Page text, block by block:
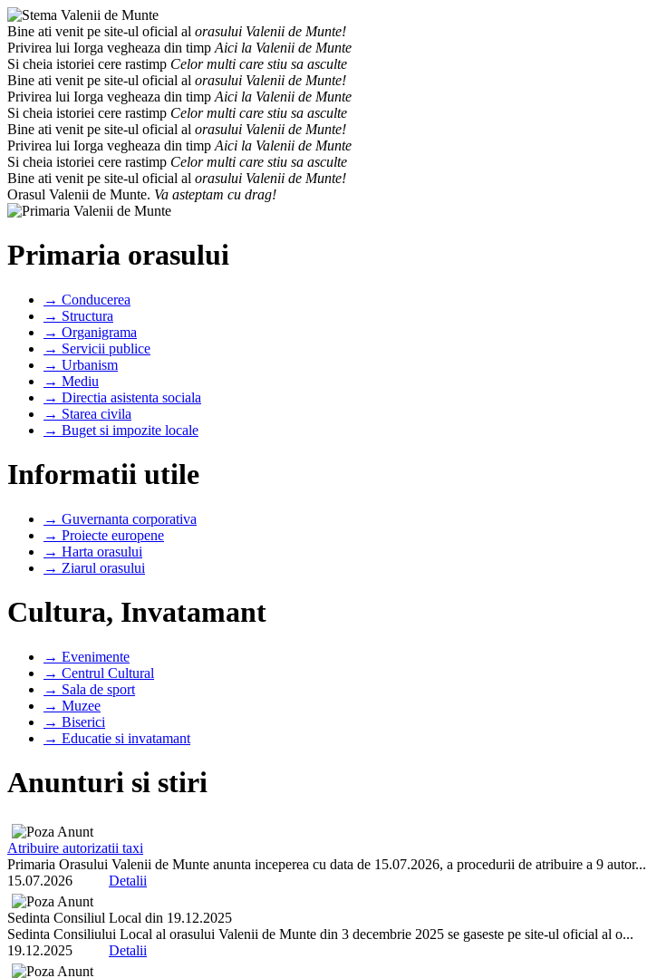
Bine ati venit pe site-ul oficial al orasului Valenii de Munte!
Privirea lui Iorga vegheaza din timp Aici la Valenii de Munte
Si cheia istoriei cere rastimp Celor multi care stiu sa asculte
Bine ati venit pe site-ul oficial al orasului Valenii de Munte!
Privirea lui Iorga vegheaza din timp Aici la Valenii de Munte
Si cheia istoriei cere rastimp Celor multi care stiu sa asculte
Bine ati venit pe site-ul oficial al orasului Valenii de Munte!
Privirea lui Iorga vegheaza din timp Aici la Valenii de Munte
Si cheia istoriei cere rastimp Celor multi care stiu sa asculte
Bine ati venit pe site-ul oficial al orasului Valenii de Munte!
Orasul Valenii de Munte. Va asteptam cu drag!
Primaria orasului
→ Conducerea
→ Structura
→ Organigrama
→ Servicii publice
→ Urbanism
→ Mediu
→ Directia asistenta sociala
→ Starea civila
→ Buget si impozite locale
Informatii utile
→ Guvernanta corporativa
→ Proiecte europene
→ Harta orasului
→ Ziarul orasului
Cultura, Invatamant
→ Evenimente
→ Centrul Cultural
→ Sala de sport
→ Muzee
→ Biserici
→ Educatie si invatamant
Anunturi si stiri
Atribuire autorizatii taxi
Primaria Orasului Valenii de Munte anunta inceperea cu data de 15.07.2026, a procedurii de atribuire a 9 autor...
15.07.2026 Detalii
Sedinta Consiliul Local din 19.12.2025
Sedinta Consiliului Local al orasului Valenii de Munte din 3 decembrie 2025 se gaseste pe site-ul oficial al o...
19.12.2025 Detalii